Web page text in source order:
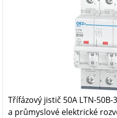
Třífázový jistič 50A LTN-
a průmyslové elektrické